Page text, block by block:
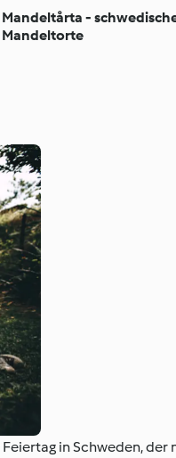
Mandeltårta -
Mandeltorte
in Schweden, der